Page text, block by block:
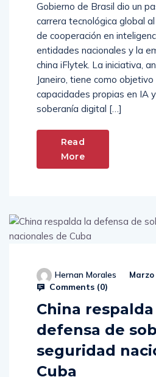
Gobierno de Brasil dio un
carrera tecnológica global
de cooperación en
entidades nacionales y la
china iFlytek. La iniciativa,
Janeiro, tiene como
capacidades propias en IA
soberanía digital […]
Read
More
Hernan Morales Marzo
Comments (0)
China respalda
defensa de
seguridad
Cuba